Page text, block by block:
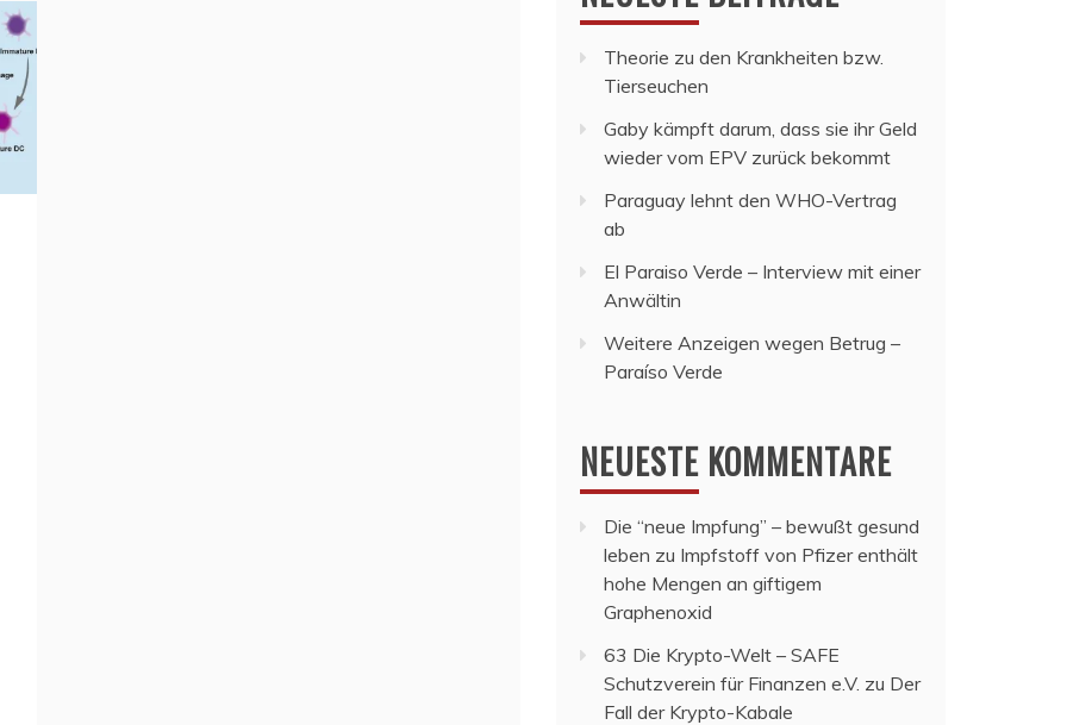
Theorie zu den Krankheiten bzw.
Tierseuchen
Gaby kämpft darum, dass sie ihr Geld
wieder vom EPV zurück bekommt
Paraguay lehnt den WHO-Vertrag
ab
El Paraiso Verde – Interview mit einer
Anwältin
Weitere Anzeigen wegen Betrug –
Paraíso Verde
NEUESTE KOMMENTARE
Die “neue Impfung” – bewußt gesund
leben zu Impfstoff von Pfizer enthält
hohe Mengen an giftigem
Graphenoxid
63 Die Krypto-Welt – SAFE
Schutzverein für Finanzen e.V. zu Der
Fall der Krypto-Kabale